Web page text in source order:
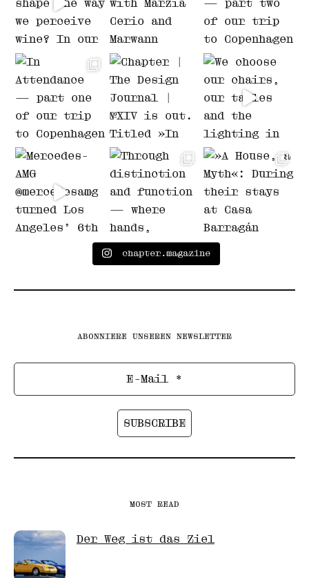
chapter.magazine
ABONNIERE UNSEREN NEWSLETTER
MOST READ
Der Weg ist das Ziel